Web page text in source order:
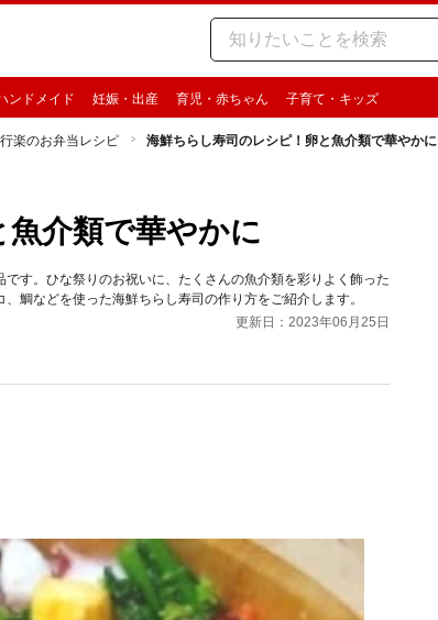
ンドメイド 妊娠・出産 育児・赤ちゃん 子育て・キッズ
行楽のお弁当レシピ 海鮮ちらし寿司のレシピ！卵と魚介類で華やかに
介類で華やかに
す。ひな祭りのお祝いに、たくさんの魚介類を彩りよく飾った
鯛などを使った海鮮ちらし寿司の作り方をご紹介します。
更新日：2023年06月25日